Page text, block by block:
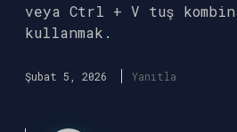
veya Ctrl + V tuş
kullanmak.
Şubat 5, 2026 Yanıtla